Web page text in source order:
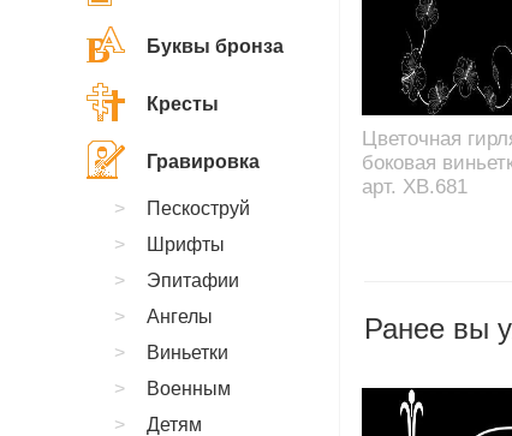
Цветочная
боковая
арт. XB.681
Ранее вы
Буквы бронза
Кресты
Гравировка
Пескоструй
Шрифты
Эпитафии
Ангелы
Виньетки
Военным
Детям